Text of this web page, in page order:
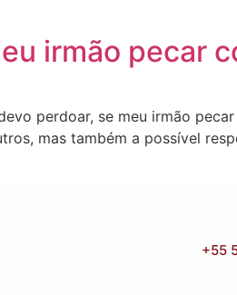
irmão pecar
perdoar, se meu irmão
mas também a possível
+55